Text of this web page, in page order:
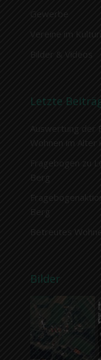
Gewerbe
Vereine im
Bilder & Videos
Letzte
Auswertung der
Wohnen im Alter
Fragebogen zu
Berg
Berg
Betreutes
Bilder